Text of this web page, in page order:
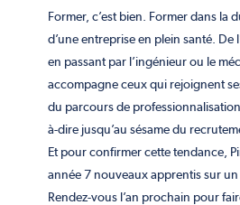
Former, c’est bien. Former dans la
d’une entreprise en plein santé. De
en passant par l’ingénieur ou le
accompagne ceux qui rejoignent
du parcours de
à-dire jusqu’au sésame du
Et pour confirmer cette tendance,
année 7 nouveaux apprentis sur
Rendez-vous l’an prochain pour